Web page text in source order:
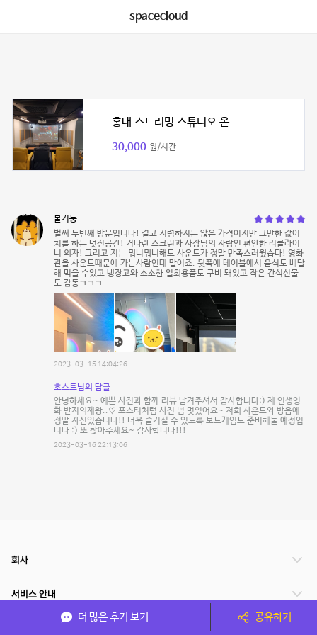
spacecloud
홍대 스트리밍 스튜디오 온
30,000 원/시간
불기둥
벌써 두번째 방문입니다! 결코 저렴하지는 않은 가격이지만 그만한 값어
치를 하는 멋진공간! 커다란 스크린과 사장님의 자랑인 편안한 리클라이
너 의자! 그리고 저는 뭐니뭐니해도 사운드가 정말 만족스러웠습다! 영화
관을 사운드때문에 가는사람인데 말이죠. 뒷쪽에 테이블에서 음식도 배달
해 먹을 수있고 냉장고와 소소한 일회용품도 구비 돼있고 작은 간식선물
도 감동ㅋㅋㅋ
2023-03-15 14:04:26
호스트님의 답글
안녕하세요~ 예쁜 사진과 함께 리뷰 남겨주셔서 감사합니다:) 제 인생영
화 반지의제왕..♡ 포스터처럼 사진 넘 멋있어요~ 저희 사운드와 방음에
정말 자신있습니다!! 더욱 즐기실 수 있도록 보드게임도 준비해둘 예정입
니다 :) 또 찾아주세요~ 감사합니다!!!
2023-03-16 22:13:06
더 많은 후기 보기 공유하기
회사
서비스 안내